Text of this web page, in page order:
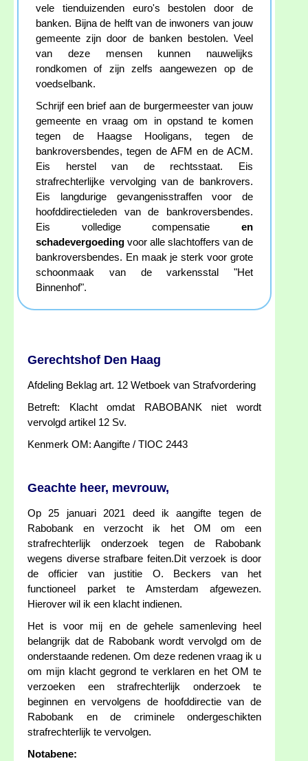
vele tienduizenden euro's bestolen door de
banken. Bijna de helft van de inwoners van jouw
gemeente zijn door de banken bestolen. Veel
van deze mensen kunnen nauwelijks
rondkomen of zijn zelfs aangewezen op de
voedselbank.
Schrijf een brief aan de burgermeester van jouw
gemeente en vraag om in opstand te komen
tegen de Haagse Hooligans, tegen de
bankroversbendes, tegen de AFM en de ACM.
Eis herstel van de rechtsstaat. Eis
strafrechterlijke vervolging van de bankrovers.
Eis langdurige gevangenisstraffen voor de
hoofddirectieleden van de bankroversbendes.
Eis volledige compensatie en
schadevergoeding voor alle slachtoffers van de
bankroversbendes. En maak je sterk voor grote
schoonmaak van de varkensstal "Het
Binnenhof".
Gerechtshof Den Haag
Afdeling Beklag art. 12 Wetboek van Strafvordering
Betreft: Klacht omdat RABOBANK niet wordt
vervolgd artikel 12 Sv.
Kenmerk OM: Aangifte / TIOC 2443
Geachte heer, mevrouw,
Op 25 januari 2021 deed ik aangifte tegen de
Rabobank en verzocht ik het OM om een
strafrechterlijk onderzoek tegen de Rabobank
wegens diverse strafbare feiten.Dit verzoek is door
de officier van justitie O. Beckers van het
functioneel parket te Amsterdam afgewezen.
Hierover wil ik een klacht indienen.
Het is voor mij en de gehele samenleving heel
belangrijk dat de Rabobank wordt vervolgd om de
onderstaande redenen. Om deze redenen vraag ik u
om mijn klacht gegrond te verklaren en het OM te
verzoeken een strafrechterlijk onderzoek te
beginnen en vervolgens de hoofddirectie van de
Rabobank en de criminele ondergeschikten
strafrechterlijk te vervolgen.
Notabene: